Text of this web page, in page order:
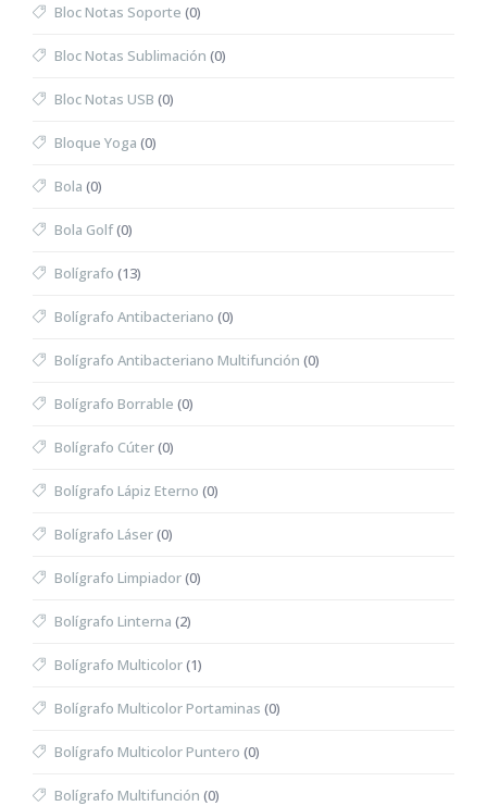
Bloc Notas Soporte (0)
Bloc Notas Sublimación (0)
Bloc Notas USB (0)
Bloque Yoga (0)
Bola (0)
Bola Golf(0)
Bolígrafo (13)
Bolígrafo Antibacteriano (0)
Bolígrafo Antibacteriano Multifunción (0)
Bolígrafo Borrable (0)
Bolígrafo Cúter(0)
Bolígrafo Lápiz Eterno (0)
Bolígrafo Láser(0)
Bolígrafo Limpiador(0)
Bolígrafo Linterna (2)
Bolígrafo Multicolor(1)
Bolígrafo Multicolor Portaminas (0)
Bolígrafo Multicolor Puntero (0)
Bolígrafo Multifunción (0)